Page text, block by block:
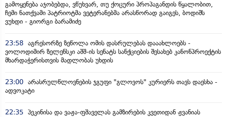
გამოყენება აჯობებდა, ვწუხვარ, თუ ქოცური პროპაგანდის წყალობით,
ჩემი ნათქვამი პატრიოტმა ვეტერანებმა არასწორად გაიგეს, ბოდიშს
ვუხდი - გიორგი ბარამიძე
23:58 აგრესორზე ზეწოლა ომის დასრულებას დააახლოებს -
ვოლოდიმირ ზელენსკი აშშ-ის სენატს სანქციების შესახებ კანონპროექტის
მხარდაჭერისთვის მადლობას უხდის
23:00 არასრულწლოვნების ჯგუფი "გლოვოს" კურიერს თავს დაესხა -
ადვოკატი
22:35 პეკინისა და ვაჟა-ფშაველას გამზირების კვეთიდან ჟვანიას